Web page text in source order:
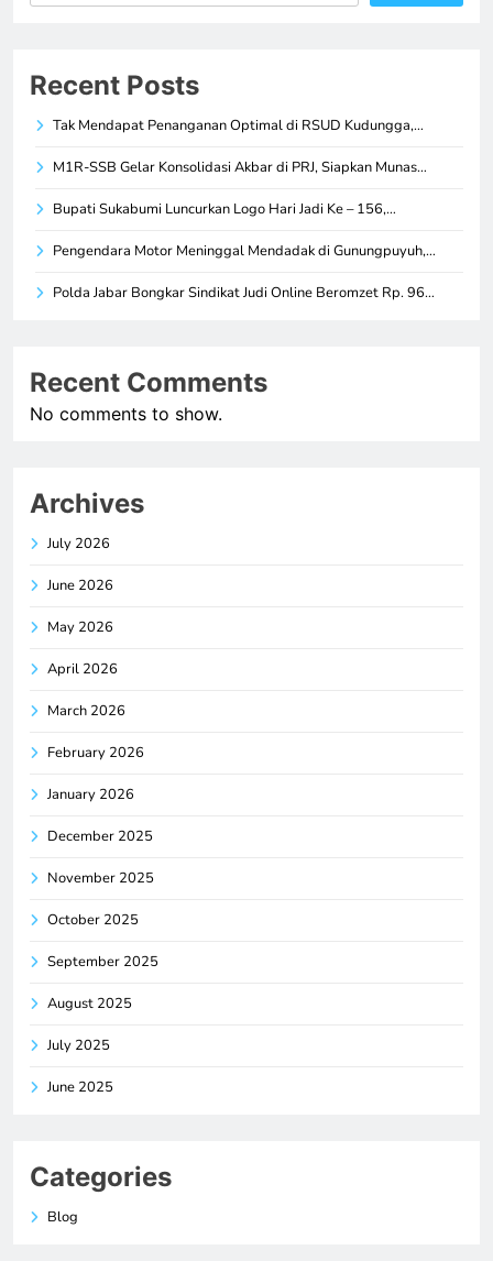
Recent Posts
Tak Mendapat Penanganan Optimal di RSUD Kudungga,…
M1R-SSB Gelar Konsolidasi Akbar di PRJ, Siapkan Munas…
Bupati Sukabumi Luncurkan Logo Hari Jadi Ke – 156,…
Pengendara Motor Meninggal Mendadak di Gunungpuyuh,…
Polda Jabar Bongkar Sindikat Judi Online Beromzet Rp. 96…
Recent Comments
No comments to show.
Archives
July 2026
June 2026
May 2026
April 2026
March 2026
February 2026
January 2026
December 2025
November 2025
October 2025
September 2025
August 2025
July 2025
June 2025
Categories
Blog